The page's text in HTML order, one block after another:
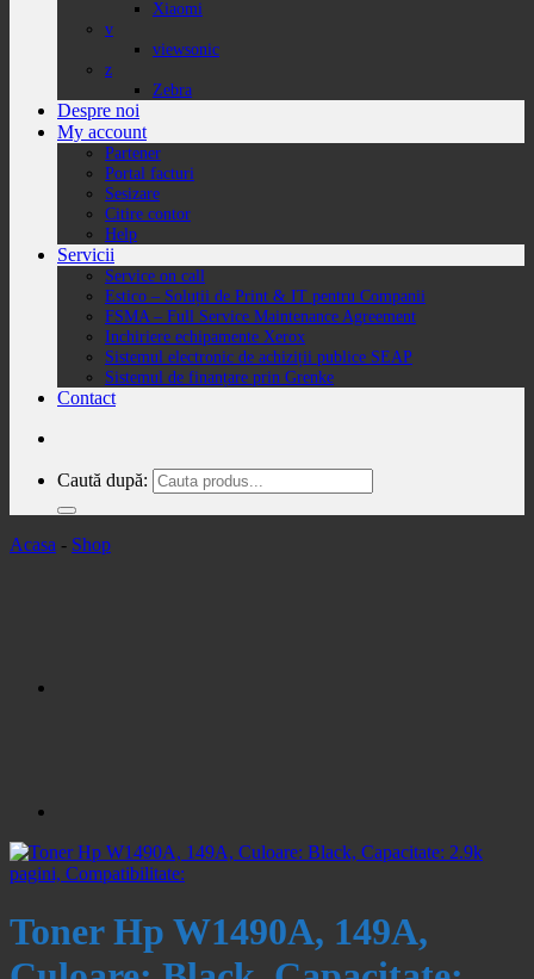
Xiaomi
v
viewsonic
z
Zebra
Despre noi
My account
Partener
Portal facturi
Sesizare
Citire contor
Help
Servicii
Service on call
Estico – Soluții de Print & IT pentru Companii
FSMA – Full Service Maintenance Agreement
Inchiriere echipamente Xerox
Sistemul electronic de achiziții publice SEAP
Sistemul de finanțare prin Grenke
Contact
Caută după:
Acasa - Shop
Toner Hp W1490A, 149A,